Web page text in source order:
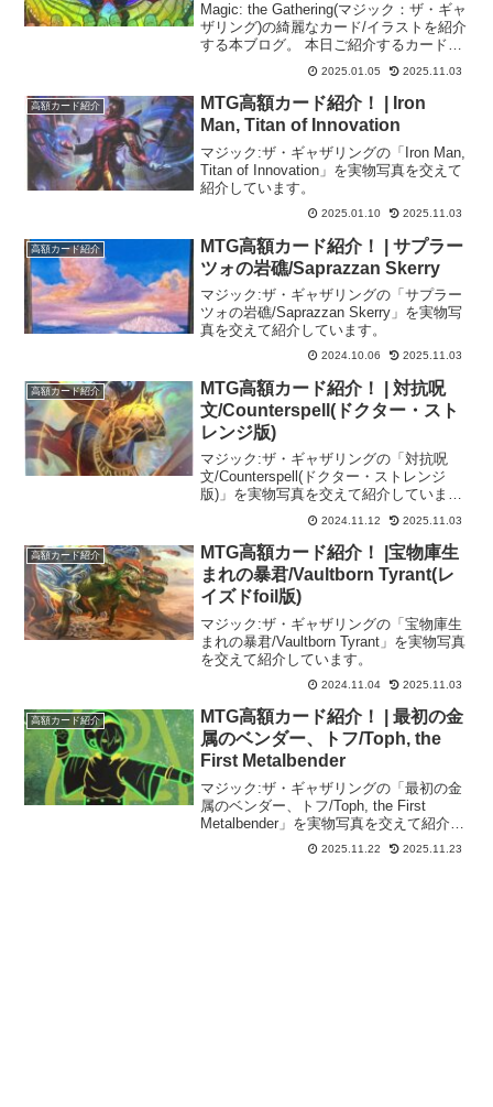
Magic: the Gathering(マジック：ザ・ギャ
ザリング)の綺麗なカード/イラストを紹介
する本ブログ。 本日ご紹介するカードは
ステンドグラス風のイラストが美しい
「黙示録、シェオルドレッド/Sheoldred,
the Apocalypse」！！
2025.01.05 2025.11.03
高額カード紹介
MTG高額カード紹介！ | Iron
Man, Titan of Innovation
マジック:ザ・ギャザリングの「Iron Man,
Titan of Innovation」を実物写真を交えて
紹介しています。
2025.01.10 2025.11.03
高額カード紹介
MTG高額カード紹介！ | サプラー
ツォの岩礁/Saprazzan Skerry
マジック:ザ・ギャザリングの「サプラー
ツォの岩礁/Saprazzan Skerry」を実物写
真を交えて紹介しています。
2024.10.06 2025.11.03
高額カード紹介
MTG高額カード紹介！ | 対抗呪
文/Counterspell(ドクター・スト
レンジ版)
マジック:ザ・ギャザリングの「対抗呪
文/Counterspell(ドクター・ストレンジ
版)」を実物写真を交えて紹介していま
2024.11.12 2025.11.03
高額カード紹介
MTG高額カード紹介！ |宝物庫生
まれの暴君/Vaultborn Tyrant(レ
イズドfoil版)
マジック:ザ・ギャザリングの「宝物庫生
まれの暴君/Vaultborn Tyrant」を実物写真
を交えて紹介しています。
2024.11.04 2025.11.03
高額カード紹介
MTG高額カード紹介！ | 最初の金
属のベンダー、トフ/Toph, the
First Metalbender
マジック:ザ・ギャザリングの「最初の金
属のベンダー、トフ/Toph, the First
Metalbender」を実物写真を交えて紹介し
2025.11.22 2025.11.23